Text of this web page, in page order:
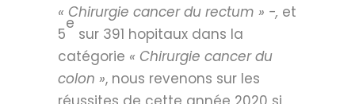
« Chirurgie cancer du rectum » -, et
5
e
sur 391 hopitaux dans la
catégorie « Chirurgie cancer du
colon », nous revenons sur les